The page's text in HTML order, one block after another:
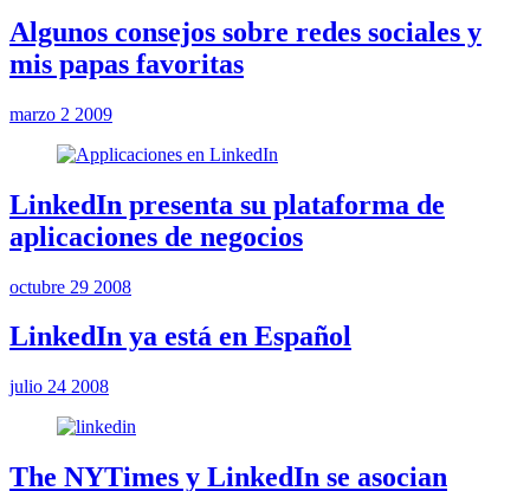
Algunos consejos sobre redes sociales y
mis papas favoritas
marzo 2 2009
LinkedIn presenta su plataforma de
aplicaciones de negocios
octubre 29 2008
LinkedIn ya está en Español
julio 24 2008
The NYTimes y LinkedIn se asocian